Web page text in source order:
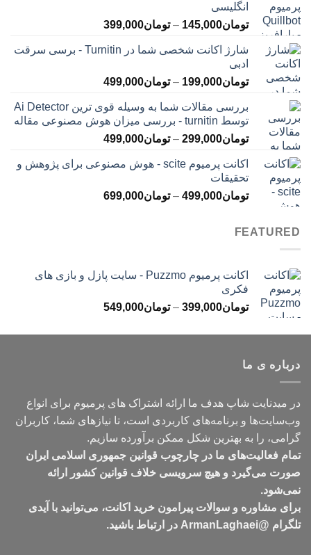
انگلیسی
تومان145,000
– تومان399,000محدوده
تومان145,000
تومان399,000
شارژ اکانت شخصی شما در Turnitin - برسی سرقت
ادبی
تومان199,000
– تومان499,000محدوده
تومان199,000
تا
تومان499,000
بررسی مقالات شما به وسیله قوی ترین Ai Detector
توسط turnitin - بررسی میزان هوش مصنوعی مقاله
تومان299,000
– تومان499,000محدوده
تومان299,000
تومان499,000
اکانت پرمیوم scite - هوش مصنوعی برای پژوهش و
تحقیقات
تومان499,000
– تومان699,000محدوده
FEATURED
اکانت پرمیوم Puzzmo - سایت پازل و بازی های
فکری
تومان399,000
– تومان549,000محدوده
تومان399,000
درباره ی ما
در میدنایت شاپ هدف ما ارائه اشتراک های پرمیوم برای انواع
وب‌سایت‌ها و برنامه‌های کاربردی است، تا نیازهای شما، کاربران
گرامی، را به بهترین شکل ممکن برآورده سازیم.
تمام فعالیت‌های ما در چارچوب قوانین جمهوری اسلامی ایران
صورت می‌گیرد و هیچ سرویسی خلاف قوانین کشور ارائه
نمی‌شود.
برای مشاوره و سوالات پیرامون خرید اکانت، می‌توانید با آیدی
تلگرام @ArmanLaghaei در ارتباط باشید.